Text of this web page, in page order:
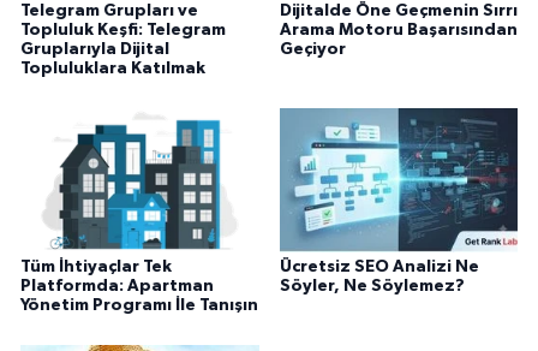
Telegram Grupları ve
Topluluk Keşfi: Telegram
Gruplarıyla Dijital
Topluluklara Katılmak
Dijitalde Öne Geçmenin Sırrı
Arama Motoru Başarısından
Geçiyor
Tüm İhtiyaçlar Tek
Platformda: Apartman
Yönetim Programı İle Tanışın
Ücretsiz SEO Analizi Ne
Söyler, Ne Söylemez?